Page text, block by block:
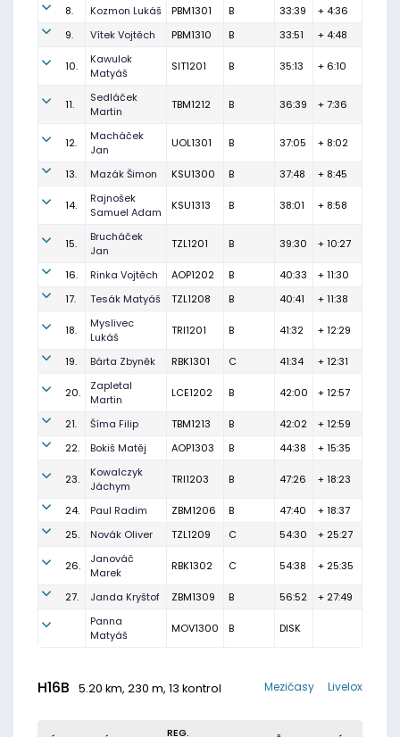
8.
Kozmon Lukáš PBM1301 B 33:39
+ 4:36
9.
Vítek Vojtěch PBM1310 B 33:51 + 4:48
10.
Kawulok
Matyáš
SIT1201 B 35:13 + 6:10
11.
Sedláček
Martin
TBM1212 B 36:39 + 7:36
12.
Macháček
Jan
UOL1301 B 37:05 + 8:02
13. Mazák Šimon KSU1300 B 37:48 + 8:45
14.
Rajnošek
Samuel Adam
KSU1313 B 38:01 + 8:58
15.
Brucháček
Jan
TZL1201 B 39:30 + 10:27
16. Rinka Vojtěch AOP1202 B 40:33
+ 11:30
17.
Tesák Matyáš TZL1208 B 40:41 + 11:38
18.
Myslivec
Lukáš
TRI1201 B 41:32 + 12:29
19. Bárta Zbyněk RBK1301 C 41:34 + 12:31
20.
Zapletal
Martin
LCE1202 B 42:00 + 12:57
21. Šíma Filip TBM1213 B 42:02
+ 12:59
22.
Bokiš Matěj AOP1303 B 44:38 + 15:35
23.
Kowalczyk
Jáchym
TRI1203 B 47:26 + 18:23
24. Paul Radim ZBM1206 B 47:40
+ 18:37
25.
Novák Oliver TZL1209 C 54:30 + 25:27
26.
Janováč
Marek
RBK1302 C 54:38 + 25:35
27. Janda Kryštof ZBM1309 B 56:52
+ 27:49
Panna
Matyáš
MOV1300 B DISK
H16B 5.20 km, 230 m, 13 kontrol Livelox
Mezičasy
REG.